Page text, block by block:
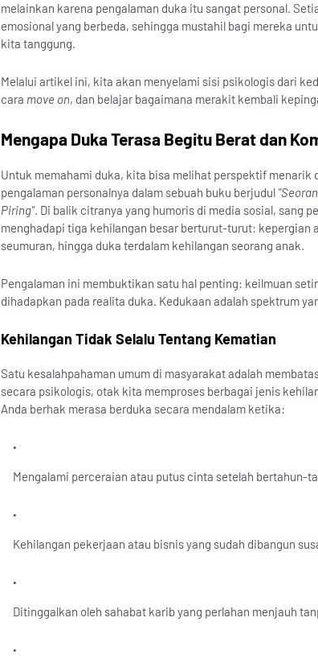
melainkan karena pengalaman duka itu sangat personal.
emosional yang berbeda, sehingga mustahil bagi mereka
kita tanggung.
Melalui artikel ini, kita akan menyelami sisi psikologis dari
cara move on, dan belajar bagaimana merakit kembali
Mengapa Duka Terasa Begitu Berat dan
Untuk memahami duka, kita bisa melihat perspektif menarik
pengalaman personalnya dalam sebuah buku berjudul
Piring". Di balik citranya yang humoris di media sosial, sang
menghadapi tiga kehilangan besar berturut-turut: kepergian
seumuran, hingga duka terdalam kehilangan seorang anak.
Pengalaman ini membuktikan satu hal penting: keilmuan
dihadapkan pada realita duka. Kedukaan adalah spektrum
Kehilangan Tidak Selalu Tentang Kematian
Satu kesalahpahaman umum di masyarakat adalah
secara psikologis, otak kita memproses berbagai jenis
Anda berhak merasa berduka secara mendalam ketika:
Mengalami perceraian atau putus cinta setelah bertahun-
Kehilangan pekerjaan atau bisnis yang sudah dibangun
Ditinggalkan oleh sahabat karib yang perlahan menjauh